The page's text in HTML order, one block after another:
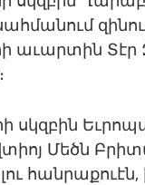
աւարտին Տէր
սկզբին
Մեծն
հանրաքուէն,